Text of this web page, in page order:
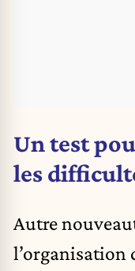
Un test
les
Autre
l’organisation